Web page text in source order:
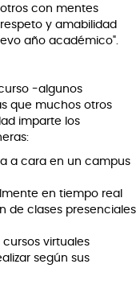
con mentes
y amabilidad
año académico".
-algunos
que muchos otros
imparte los
a cara en un campus
en tiempo real
de clases presenciales
cursos virtuales
según sus